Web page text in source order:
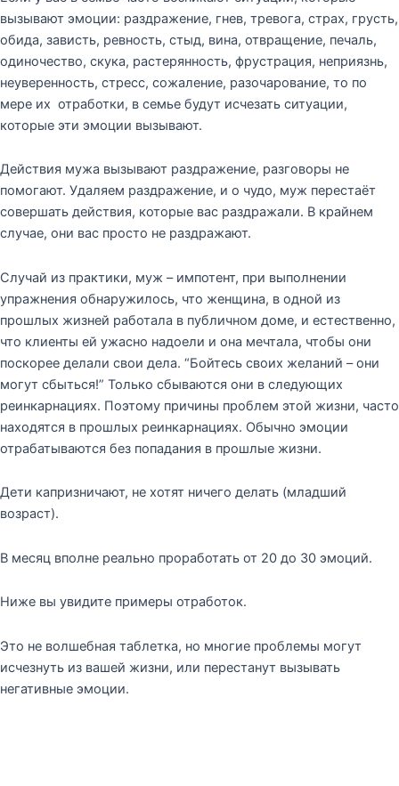
вызывают эмоции: раздражение, гнев, тревога, страх, грусть,
обида, зависть, ревность, стыд, вина, отвращение, печаль,
одиночество, скука, растерянность, фрустрация, неприязнь,
неуверенность, стресс, сожаление, разочарование, то по
мере их отработки, в семье будут исчезать ситуации,
которые эти эмоции вызывают.
Действия мужа вызывают раздражение, разговоры не
помогают. Удаляем раздражение, и о чудо, муж перестаёт
совершать действия, которые вас раздражали. В крайнем
случае, они вас просто не раздражают.
Случай из практики, муж – импотент, при выполнении
упражнения обнаружилось, что женщина, в одной из
прошлых жизней работала в публичном доме, и естественно,
что клиенты ей ужасно надоели и она мечтала, чтобы они
поскорее делали свои дела. “Бойтесь своих желаний – они
могут сбыться!” Только сбываются они в следующих
реинкарнациях. Поэтому причины проблем этой жизни, часто
находятся в прошлых реинкарнациях. Обычно эмоции
отрабатываются без попадания в прошлые жизни.
Дети капризничают, не хотят ничего делать (младший
возраст).
В месяц вполне реально проработать от 20 до 30 эмоций.
Ниже вы увидите примеры отработок.
Это не волшебная таблетка, но многие проблемы могут
исчезнуть из вашей жизни, или перестанут вызывать
негативные эмоции.